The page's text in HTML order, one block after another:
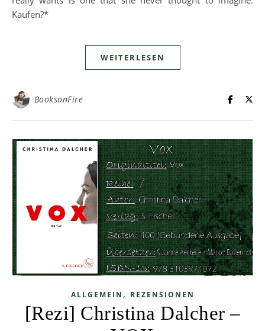
Kaufen?*
WEITERLESEN
BooksonFire
ALLGEMEIN , REZENSIONEN
[Rezi] Christina Dalcher –